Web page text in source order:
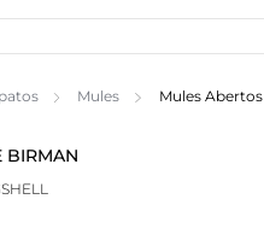
Mules Mules Abertos
BIRMAN